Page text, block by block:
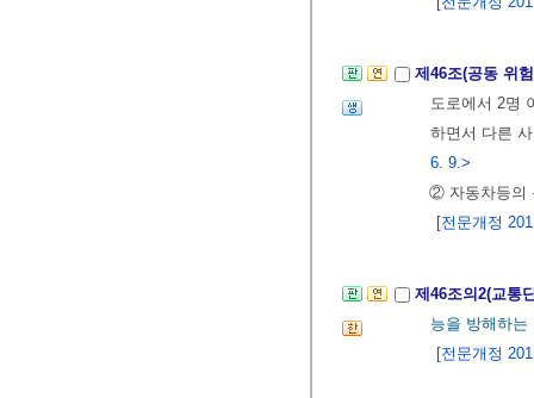
제46조(공동 위
도로에서 2명
하면서 다른
6. 9.>
② 자동차등의
[전문개정
제46조의2(교통
능을 방해하는
[전문개정